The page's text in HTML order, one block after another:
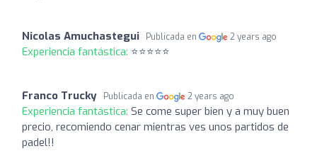
Nicolas Amuchastegui Publicada en 2 years ago
Experiencia fantástica: ⭐⭐⭐⭐⭐
Franco Trucky Publicada en 2 years ago
Experiencia fantástica: Se come super bien y a muy buen
precio, recomiendo cenar mientras ves unos partidos de
padel!!